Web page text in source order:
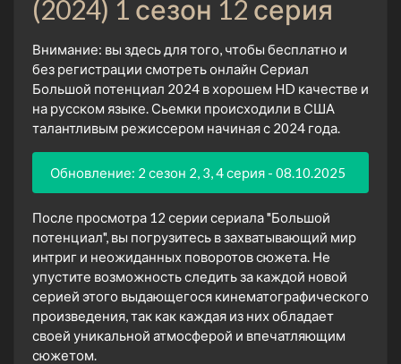
(2024) 1 сезон 12 серия
Внимание: вы здесь для того, чтобы бесплатно и
без регистрации смотреть онлайн Сериал
Большой потенциал 2024 в хорошем HD качестве и
на русском языке. Сьемки происходили в США
талантливым режиссером начиная с 2024 года.
Обновление: 2 сезон 2, 3, 4 серия - 08.10.2025
После просмотра 12 серии сериала "Большой
потенциал", вы погрузитесь в захватывающий мир
интриг и неожиданных поворотов сюжета. Не
упустите возможность следить за каждой новой
серией этого выдающегося кинематографического
произведения, так как каждая из них обладает
своей уникальной атмосферой и впечатляющим
сюжетом.